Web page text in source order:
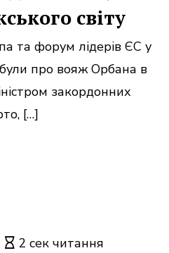
світу
та форум лідерів ЄС у
про вояж Орбана в
закордонних
[…]
2 сек читання